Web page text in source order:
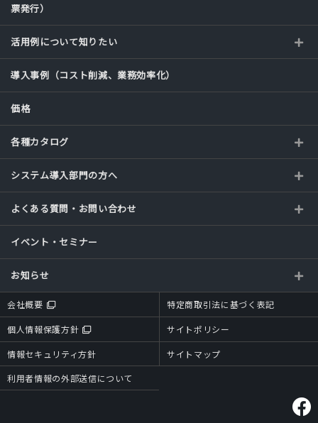
票発行）
活用例について知りたい
導入事例（コスト削減、業務効率化）
価格
各種カタログ
システム導入部門の方へ
よくある質問・お問い合わせ
イベント・セミナー
お知らせ
会社概要 特定商取引法に基づく表記
個人情報保護方針 サイトポリシー
情報セキュリティ方針
サイトマップ
利用者情報の外部送信について